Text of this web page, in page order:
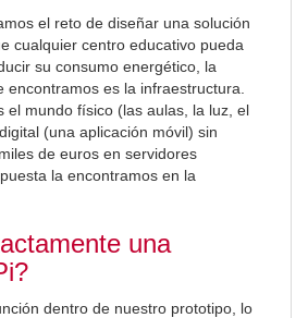
el reto de diseñar una solución
cualquier centro educativo pueda
su consumo energético, la
encontramos es la infraestructura.
el mundo físico (las aulas, la luz, el
(una aplicación móvil) sin
de euros en servidores
la encontramos en la
una
dentro de nuestro prototipo, lo